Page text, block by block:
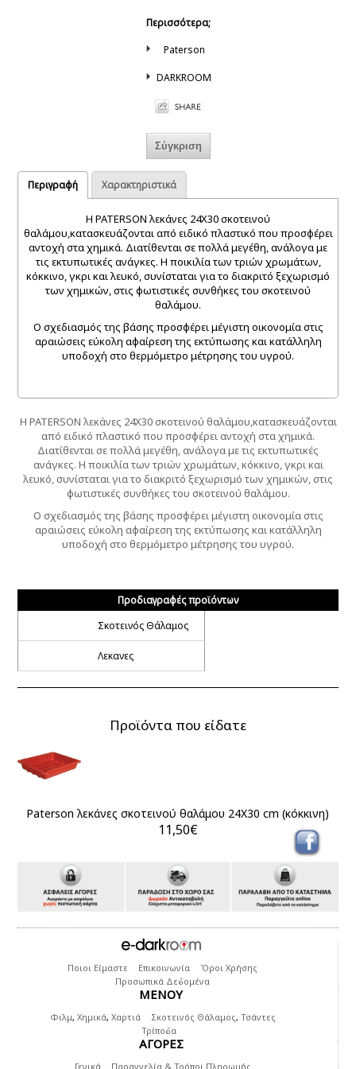
Περισσότερα;
Paterson
DARKROOM
Περιγραφή Χαρακτηριστικά
Η PATERSON λεκάνες 24Χ30 σκοτεινού
θαλάμου,κατασκευάζονται από ειδικό πλαστικό που προσφέρει
αντοχή στα χημικά. Διατίθενται σε πολλά μεγέθη, ανάλογα με
τις εκτυπωτικές ανάγκες. Η ποικιλία των τριών χρωμάτων,
κόκκινο, γκρι και λευκό, συνίσταται για το διακριτό ξεχωρισμό
των χημικών, στις φωτιστικές συνθήκες του σκοτεινού
θαλάμου.
Ο σχεδιασμός της βάσης προσφέρει μέγιστη οικονομία στις
αραιώσεις εύκολη αφαίρεση της εκτύπωσης και κατάλληλη
υποδοχή στο θερμόμετρο μέτρησης του υγρού.
Η PATERSON λεκάνες 24Χ30 σκοτεινού θαλάμου,κατασκευάζονται
από ειδικό πλαστικό που προσφέρει αντοχή στα χημικά.
Διατίθενται σε πολλά μεγέθη, ανάλογα με τις εκτυπωτικές
ανάγκες. Η ποικιλία των τριών χρωμάτων, κόκκινο, γκρι και
λευκό, συνίσταται για το διακριτό ξεχωρισμό των χημικών, στις
φωτιστικές συνθήκες του σκοτεινού θαλάμου.
Ο σχεδιασμός της βάσης προσφέρει μέγιστη οικονομία στις
αραιώσεις εύκολη αφαίρεση της εκτύπωσης και κατάλληλη
υποδοχή στο θερμόμετρο μέτρησης του υγρού.
Προδιαγραφές προϊόντων
Σκοτεινός Θάλαμος
Λεκανες
Προϊόντα που είδατε
Paterson λεκάνες σκοτεινού θαλάμου 24Χ30 cm (κόκκινη)
11,50€
Ποιοι Είμαστε Επικοινωνία
Όροι Χρήσης
Προσωπικά Δεδομένα
ΜΕΝΟΥ
Φιλμ, Χημικά, Χαρτιά Σκοτεινός Θάλαμος, Τσάντες
Τρίποδα
ΑΓΟΡΕΣ
Γενικά Παραγγελία & Τρόποι Πληρωμής